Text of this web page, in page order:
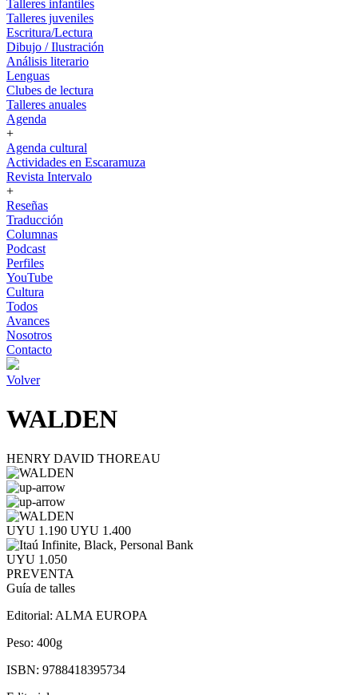
Talleres infantiles
Talleres juveniles
Escritura/Lectura
Dibujo / Ilustración
Análisis literario
Lenguas
Clubes de lectura
Talleres anuales
Agenda
+
Agenda cultural
Actividades en Escaramuza
Revista Intervalo
+
Reseñas
Traducción
Columnas
Podcast
Perfiles
YouTube
Cultura
Todos
Avances
Nosotros
Contacto
Volver
WALDEN
HENRY DAVID THOREAU
UYU 1.190 UYU 1.400
UYU 1.050
PREVENTA
Guía de talles
Editorial: ALMA EUROPA
Peso: 400g
ISBN: 9788418395734